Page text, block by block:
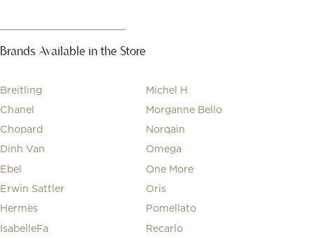
Brands Available in the Store
Breitling
Chanel
Chopard
Dinh Van
Ebel
Erwin Sattler
Hermès
IsabelleFa
Michel H
Morganne Bello
Norqain
Omega
One More
Oris
Pomellato
Recarlo